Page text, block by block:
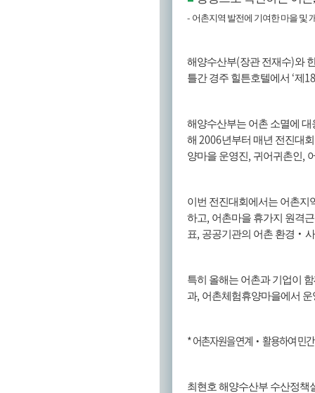
- 어촌지역 발전에 기여한 마을 및
해양수산부(장관 전재수)와
틀간 경주 힐튼호텔에서 ‘제 18
해양수산부는 어촌 소멸에
해 2006년부터 매년 전진대
양마을 운영진 , 귀어귀촌인 ,
이번 전진대회에서는 어촌지
하고, 어촌마을 휴가지 원격
표, 공공기관의 어촌 환경 ‧
특히 올해는 어촌과 기업이
과, 어촌체험휴양마을에서
*어촌자원을 연계 ‧ 활용하여 민
최현호 해양수산부 수산정책